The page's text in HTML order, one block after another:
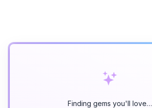
Finding gems you'll love…